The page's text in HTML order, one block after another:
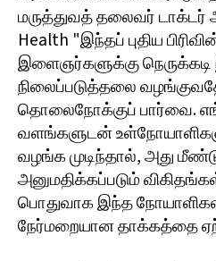
மருத்துவத் தலைவர் டாக்டர்
Health "இந்தப் புதிய
இளைஞர்களுக்கு நெருக்கடி
நிலைப்படுத்தலை
தொலைநோக்குப் பார்வை.
வளங்களுடன்
வழங்க முடிந்தால், அது
அனுமதிக்கப்படும்
பொதுவாக இந்த
நேர்மறையான தாக்கத்தை